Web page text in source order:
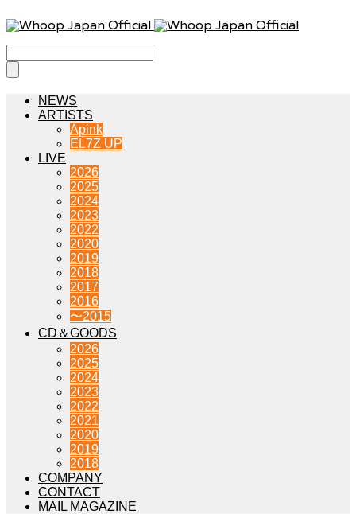
NEWS
ARTISTS
Apink
EL7Z UP
LIVE
2026
2025
2024
2023
2022
2020
2019
2018
2017
2016
〜2015
CD＆GOODS
2026
2025
2024
2023
2022
2021
2020
2019
2018
COMPANY
CONTACT
MAIL MAGAZINE